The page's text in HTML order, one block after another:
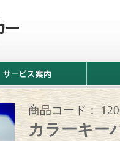
情
商品コード：
カラーキー